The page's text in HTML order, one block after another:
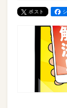
ポスト